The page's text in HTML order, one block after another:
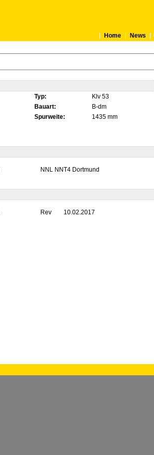
Home News
Typ: Klv 53
Bauart:
B-dm
Spurweite:
1435 mm
NNL NNT4 Dortmund
Rev 10.02.2017